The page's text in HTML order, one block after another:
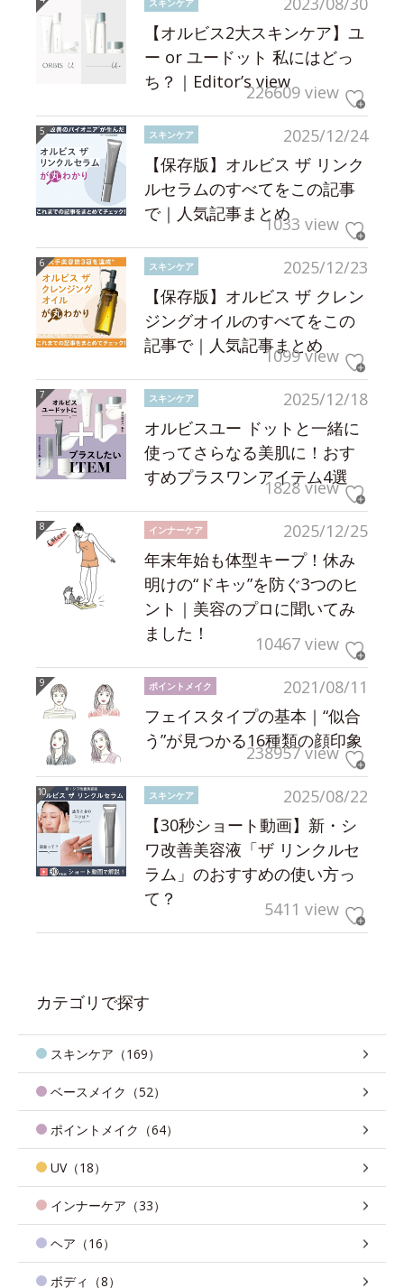
スキンケア
【オルビス2大スキンケア】ユ
ー or ユードット 私にはどっ
ち？｜Editor’s view226609 view
2025/12/24
スキンケア
【保存版】オルビス ザ リンク
ルセラムのすべてをこの記事
で｜人気記事まとめ1033 view
2025/12/23
スキンケア
【保存版】オルビス ザ クレン
ジングオイルのすべてをこの
記事で｜人気記事まとめ
1099 view
2025/12/18
スキンケア
オルビスユー ドットと一緒に
使ってさらなる美肌に！おす
すめプラスワンアイテム4選
1828 view
2025/12/25
インナーケア
年末年始も体型キープ！休み
明けの“ドキッ”を防ぐ3つのヒ
ント｜美容のプロに聞いてみ
ました！
10467 view
2021/08/11
ポイントメイク
フェイスタイプの基本｜“似合
う”が見つかる16種類の顔印象
238957 view
2025/08/22
スキンケア
【30秒ショート動画】新・シ
ワ改善美容液「ザ リンクルセ
ラム」のおすすめの使い方っ
て？
5411 view
カテゴリで探す
スキンケア（169）
ベースメイク（52）
ポイントメイク（64）
UV（18）
インナーケア（33）
ヘア（16）
ボディ（8）